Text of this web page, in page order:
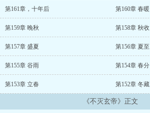
第161章，十年后 第160章 春暖
第159章 晚秋 第158章 秋收
第157章 盛夏 第156章 夏至
第155章 谷雨 第154章 春分
第153章 立春 第152章 冬藏
《不灭玄帝》正文